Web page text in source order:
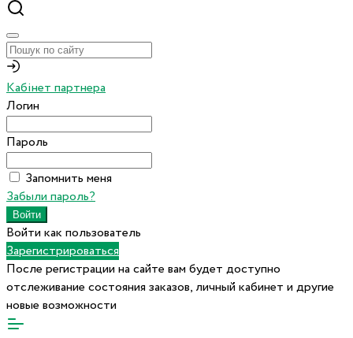
Кабінет партнера
Логин
Пароль
Запомнить меня
Забыли пароль?
Войти как пользователь
Зарегистрироваться
После регистрации на сайте вам будет доступно
отслеживание состояния заказов, личный кабинет и другие
новые возможности